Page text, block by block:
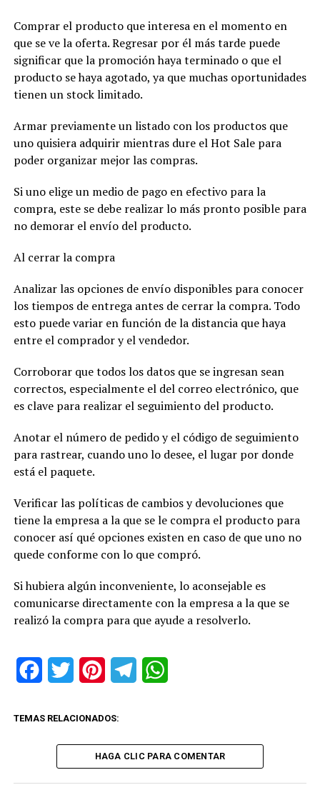
Comprar el producto que interesa en el momento en
que se ve la oferta. Regresar por él más tarde puede
significar que la promoción haya terminado o que el
producto se haya agotado, ya que muchas oportunidades
tienen un stock limitado.
Armar previamente un listado con los productos que
uno quisiera adquirir mientras dure el Hot Sale para
poder organizar mejor las compras.
Si uno elige un medio de pago en efectivo para la
compra, este se debe realizar lo más pronto posible para
no demorar el envío del producto.
Al cerrar la compra
Analizar las opciones de envío disponibles para conocer
los tiempos de entrega antes de cerrar la compra. Todo
esto puede variar en función de la distancia que haya
entre el comprador y el vendedor.
Corroborar que todos los datos que se ingresan sean
correctos, especialmente el del correo electrónico, que
es clave para realizar el seguimiento del producto.
Anotar el número de pedido y el código de seguimiento
para rastrear, cuando uno lo desee, el lugar por donde
está el paquete.
Verificar las políticas de cambios y devoluciones que
tiene la empresa a la que se le compra el producto para
conocer así qué opciones existen en caso de que uno no
quede conforme con lo que compró.
Si hubiera algún inconveniente, lo aconsejable es
comunicarse directamente con la empresa a la que se
realizó la compra para que ayude a resolverlo.
FacebookTwitter PinterestTelegram
TEMAS RELACIONADOS:
HAGA CLIC PARA COMENTAR